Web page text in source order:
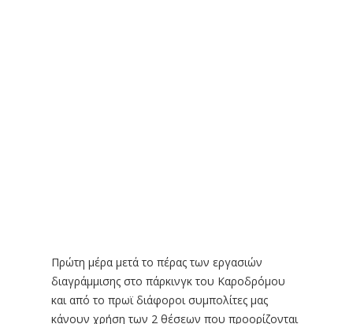
Πρώτη μέρα μετά το πέρας των εργασιών
διαγράμμισης στο πάρκινγκ του Καροδρόμου
και από το πρωϊ διάφοροι συμπολίτες μας
κάνουν χρήση των 2 θέσεων που προορίζονται